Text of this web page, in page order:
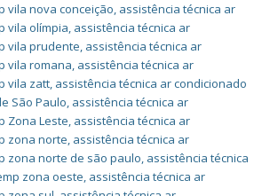
vila nova conceição, assistência técnica ar
vila olímpia, assistência técnica ar
vila prudente, assistência técnica ar
vila romana, assistência técnica ar
vila zatt, assistência técnica ar condicionado
São Paulo, assistência técnica ar
Zona Leste, assistência técnica ar
zona norte, assistência técnica ar
zona norte de são paulo, assistência técnica
zona oeste, assistência técnica ar